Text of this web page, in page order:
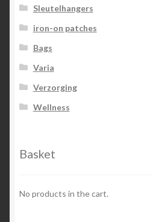
Sleutelhangers
iron-on patches
Bags
Varia
Verzorging
Wellness
Basket
No products in the cart.